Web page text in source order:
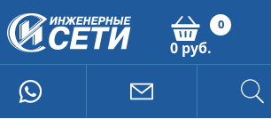
0
0 руб.